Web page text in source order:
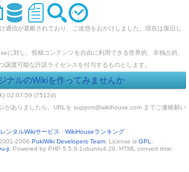
信が遮断されており、ご迷惑をおかけしました。現在は復旧し
に対し、投稿コンテンツを自由に利用できる世界的、非独占的、
譲渡可能な許諾ライセンスを付与するものとします。
ナルのWikiを作ってみませんか
) 02:07:59 (7512d)
がありましたら、URLを support@wikihouse.com までご連絡願い
ンタルWikiサービス : WikiHouseランキング
2006 PukiWiki Developers Team . License is GPL
ji . Powered by PHP 5.5.9-1ubuntu4.29. HTML convert time: